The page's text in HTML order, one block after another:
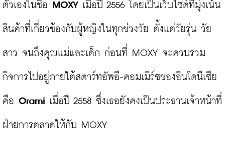
ตัวเองในชื่อ MOXY เมื่อปี 2556 โดยเป็นเว็บไซต์ที่มุ่งเน้น
สินค้าที่เกี่ยวข้องกับผู้หญิงในทุกช่วงวัย ตั้งแต่วัยรุ่น วัย
สาว จนถึงคุณแม่และเด็ก ก่อนที่ MOXY จะควบรวม
กิจการไปอยู่ภายใต้สตาร์ทอัพอี-คอมเมิร์ซของอินโดนีเซีย
คือ Orami เมื่อปี 2558 ซึ่งเธอยังคงเป็นประธานเจ้าหน้าที่
ฝ่ายการตลาดให้กับ MOXY